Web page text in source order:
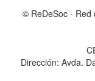
© ReDeSoc - Red
Dirección: Avda.